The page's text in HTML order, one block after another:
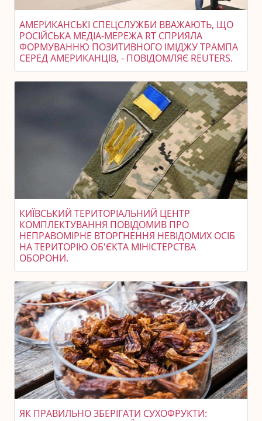
АМЕРИКАНСЬКІ СПЕЦСЛУЖБИ ВВАЖАЮТЬ, ЩО
РОСІЙСЬКА МЕДІА-МЕРЕЖА RT СПРИЯЛА
ФОРМУВАННЮ ПОЗИТИВНОГО ІМІДЖУ ТРАМПА
СЕРЕД АМЕРИКАНЦІВ, - ПОВІДОМЛЯЄ REUTERS.
КИЇВСЬКИЙ ТЕРИТОРІАЛЬНИЙ ЦЕНТР
КОМПЛЕКТУВАННЯ ПОВІДОМИВ ПРО
НЕПРАВОМІРНЕ ВТОРГНЕННЯ НЕВІДОМИХ ОСІБ
НА ТЕРИТОРІЮ ОБ'ЄКТА МІНІСТЕРСТВА
ОБОРОНИ.
ЯК ПРАВИЛЬНО ЗБЕРІГАТИ СУХОФРУКТИ: